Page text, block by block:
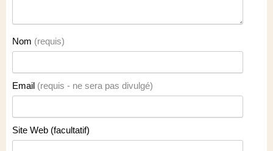
Nom (requis)
Email (requis - ne sera pas divulgé)
Site Web (facultatif)